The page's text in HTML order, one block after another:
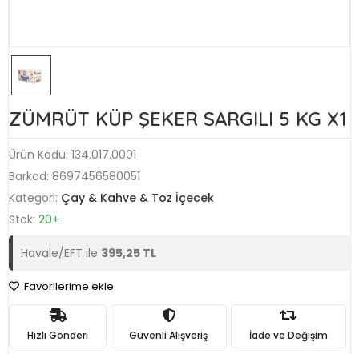
ZÜMRÜT KÜP ŞEKER SARGILI 5 KG X1
Ürün Kodu: 134.017.0001
Barkod: 8697456580051
Kategori: Çay & Kahve & Toz İçecek
Stok: 20+
Havale/EFT ile 395,25 TL
Favorilerime ekle
Hızlı Gönderi Güvenli Alışveriş İade ve Değişim